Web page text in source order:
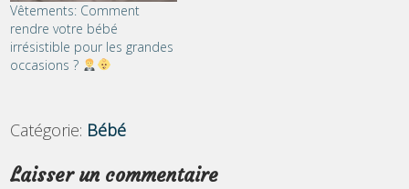
Vêtements: Comment
rendre votre bébé
irrésistible pour les grandes
occasions ?
Catégorie: Bébé
Laisser un commentaire